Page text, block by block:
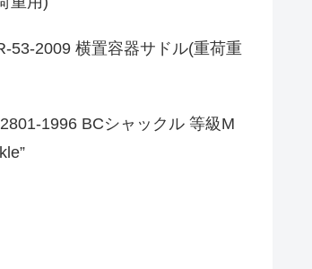
53-2009 横置容器サドル(重荷重
1996 BCシャックル 等級M